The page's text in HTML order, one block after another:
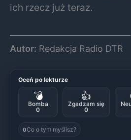
ich rzecz już teraz.
Autor: Redakcja Radio DTR
Oceń po lekturze
💣
Bomba
0
👍
Zgadzam się
0
0Co o tym myślisz?